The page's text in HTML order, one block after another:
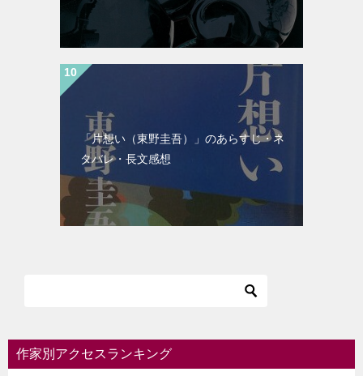
「片想い（東野圭吾）」のあらすじ・ネ
タバレ・長文感想
作家別アクセスランキング